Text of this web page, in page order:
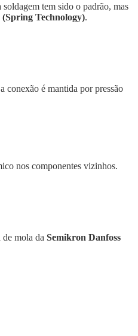
tem sido o padrão, mas
Technology).
conexão é mantida por pressão
nos componentes vizinhos.
mola da Semikron Danfoss